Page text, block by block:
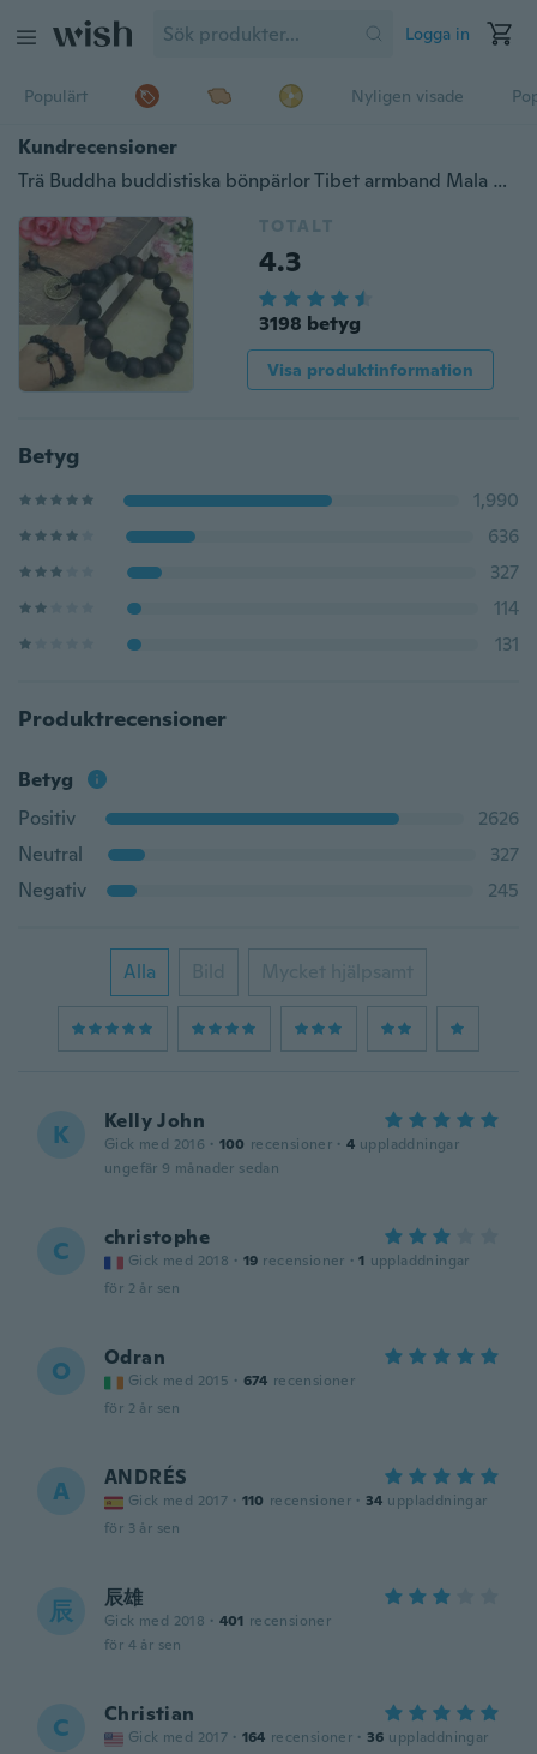
Logga in
Populärt Nyligen visade
Kundrecensioner
Trä Buddha buddistiska bönpärlor Tibet armband Mala Bangle Wrist Ornament
TOTALT
4.3
3198 betyg
Visa produktinformation
Betyg
1,990
636
327
114
131
Produktrecensioner
Betyg
Positiv
2626
Neutral
327
Negativ
245
Alla Bild Mycket hjälpsamt
K Kelly John
Gick med 2016 · 100 recensioner · 4 uppladdningar
ungefär 9 månader sedan
C christophe
Gick med 2018 · 19 recensioner · 1 uppladdningar
för 2 år sen
O Odran
Gick med 2015 · 674 recensioner
för 2 år sen
A ANDRÉS
Gick med 2017 · 110 recensioner · 34 uppladdningar
för 3 år sen
辰 辰雄
Gick med 2018 · 401 recensioner
för 4 år sen
C Christian
Gick med 2017 · 164 recensioner · 36 uppladdningar